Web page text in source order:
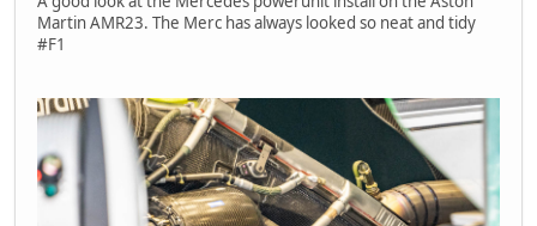
Martin AMR23. The Merc has always looked so neat and tidy
#F1